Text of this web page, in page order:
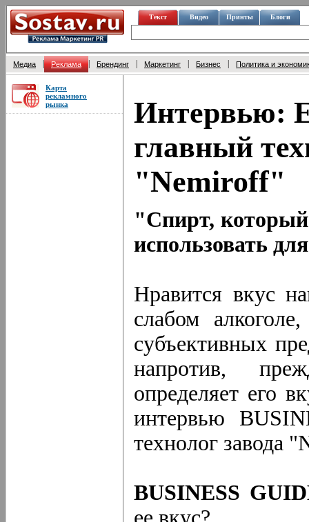
Текст Видео Принты Блоги
Медиа Реклама Брендинг Маркетинг Бизнес Политика и
Карта
рекламного
рынка
Интервью:
главный
"Nemiroff"
"Спирт,
использовать
Нравится вкус
слабом
субъективных
напротив,
определяет его
интервью
технолог завода
BUSINESS
ее вкус?